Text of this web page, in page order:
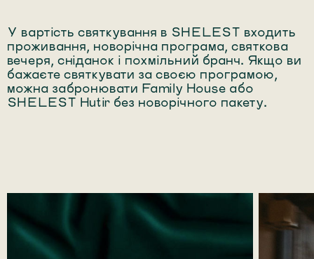
У вартість святкування в SHELEST входить
проживання, новорічна програма, святкова
вечеря, сніданок і похмільний бранч. Якщо ви
бажаєте святкувати за своєю програмою,
можна забронювати Family House або
SHELEST Hutir без новорічного пакету.